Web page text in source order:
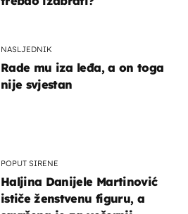
NASLJEDNIK
Rade mu iza leđa, a on toga
nije svjestan
POPUT SIRENE
Haljina Danijele Martinović
ističe ženstvenu figuru, a